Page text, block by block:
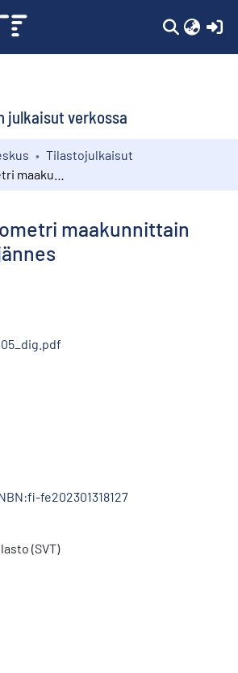
julkaisut verkossa
Tilastojulkaisut
maakunnittain
fe202301318127
(SVT)